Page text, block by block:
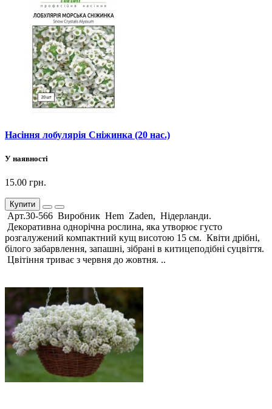
Насіння лобулярія Сніжинка (20 нас.)
У наявності
15.00 грн.
Купити
Арт.30-566 Виробник Hem Zaden, Нідерланди.
Декоративна однорічна рослина, яка утворює густо
розгалужений компактний кущ висотою 15 см. Квіти дрібні,
білого забарвлення, запашні, зібрані в китицеподібні суцвіття.
Цвітіння триває з червня до жовтня. ..